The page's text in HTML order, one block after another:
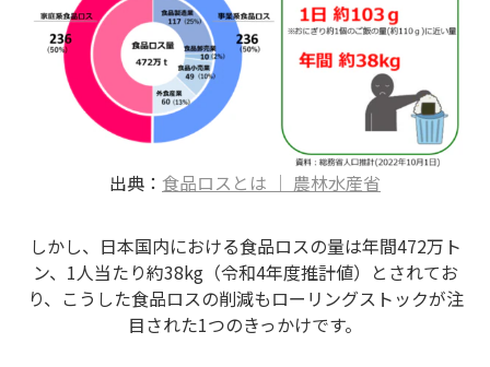
出典： 食品ロスとは ｜ 農林水産省
しかし、日本国内における食品ロスの量は年間472万ト
ン、1人当たり約38kg（令和4年度推計値）とされてお
り、こうした食品ロスの削減もローリングストックが注
目された1つのきっかけです。